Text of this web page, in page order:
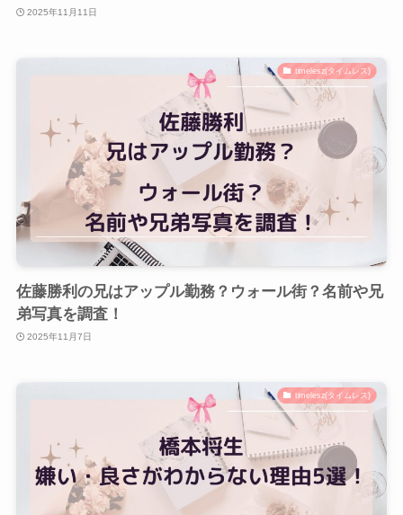
2025年11月11日
timelesz(タイムレス)
佐藤勝利の兄はアップル勤務？ウォール街？名前や兄
弟写真を調査！
2025年11月7日
timelesz(タイムレス)